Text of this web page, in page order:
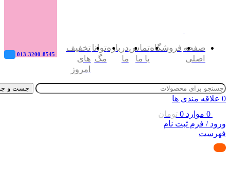
013-3200-8545
صفحه
اصلی
فروشگاهتماس
با ما
درباره
ما
توانا
مگ
تخفیف
های
امروز
جست و
0 علاقه مندی ها
0 موارد 0 تومان
ورود / فرم ثبت نام
فهرست